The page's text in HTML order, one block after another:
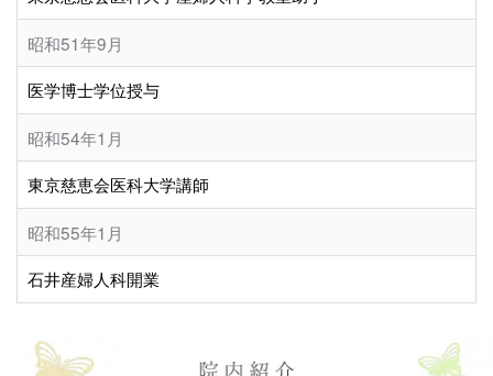
昭和51年9月
医学博士学位授与
昭和54年1月
東京慈恵会医科大学講師
昭和55年1月
石井産婦人科開業